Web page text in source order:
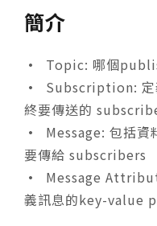
簡介
• Topic: 哪個
• Subscription: 定
終要傳送的
• Message: 包括
要傳給 subscribers
• Message
義訊息的key-value